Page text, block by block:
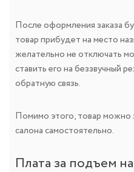
После оформления заказа
товар прибудет на место
желательно не отключать
ставить его на беззвучный
обратную связь.
Помимо этого, товар можно
салона самостоятельно.
Плата за подъем